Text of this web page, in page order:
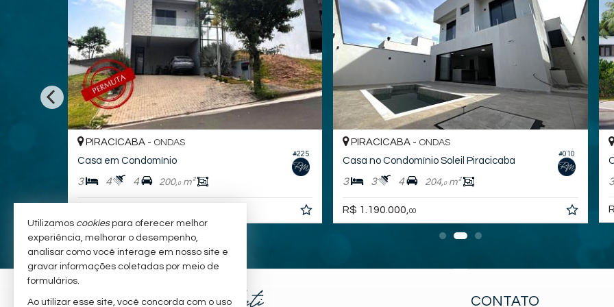
#225
PIRACICABA - ONDAS
Casa em Condomínio
3 4 4 200,0m²
#010
PIRACICABA - ONDAS
Casa no Condomínio Soleil Piracicaba
3 3 4 204,0m²
R$ 1.190.000,00
3
CONTATO
Utilizamos cookiespara oferecer melhor
experiência, melhorar o desempenho,
analisar como você interage em nosso site e
gravar informações coletadas por meio de
formulários.
Ao utilizar esse site, você concorda com o uso